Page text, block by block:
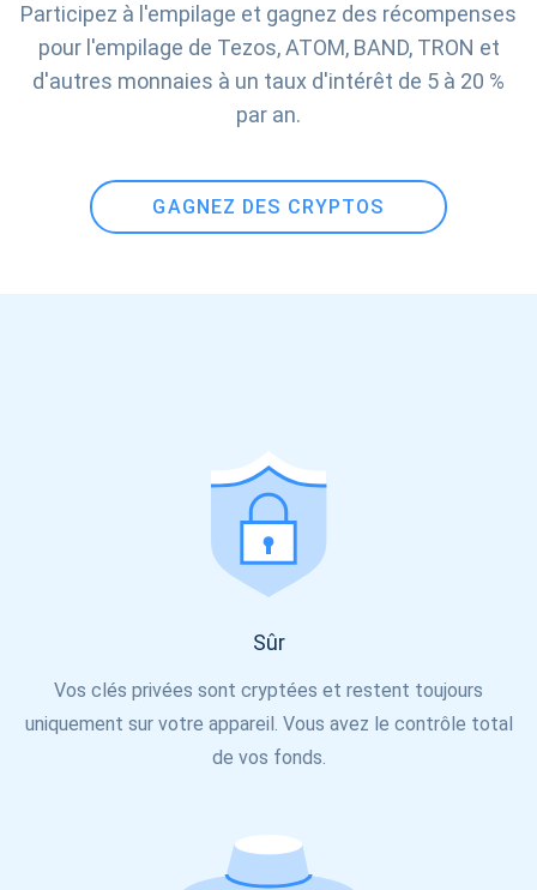
Participez à l'empilage et gagnez des récompenses
pour l'empilage de Tezos, ATOM, BAND, TRON et
d'autres monnaies à un taux d'intérêt de 5 à 20 %
par an.
GAGNEZ DES CRYPTOS
Sûr
Vos clés privées sont cryptées et restent toujours
uniquement sur votre appareil. Vous avez le contrôle total
de vos fonds.
Soyez le premier à recevoir les dernières mises à jour du
projet et les guides cryptographiques